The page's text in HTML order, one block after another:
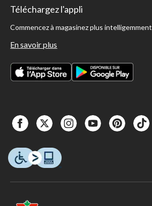
Téléchargez l'appli
Commencez à magasinez plus intelligemment
En savoir plus